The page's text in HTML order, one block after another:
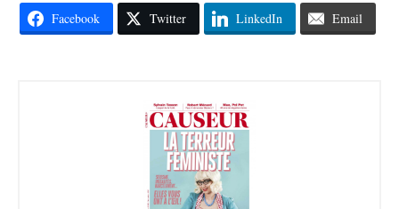
Facebook Twitter LinkedIn Email